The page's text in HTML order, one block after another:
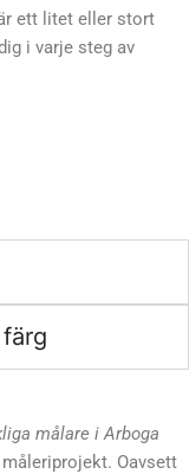
ett litet eller stort
i varje steg av
målare i Arboga
Oavsett